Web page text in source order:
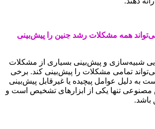
همه مشکلات رشد جنین را پیش‌بینی
شبیه‌سازی و پیش‌بینی بسیاری از مشکلات
نمی‌تواند تمامی مشکلات را پیش‌بینی کند. برخی
به دلیل عوامل پیچیده یا غیرقابل پیش‌بینی
مصنوعی تنها یکی از ابزارهای تشخیص است و